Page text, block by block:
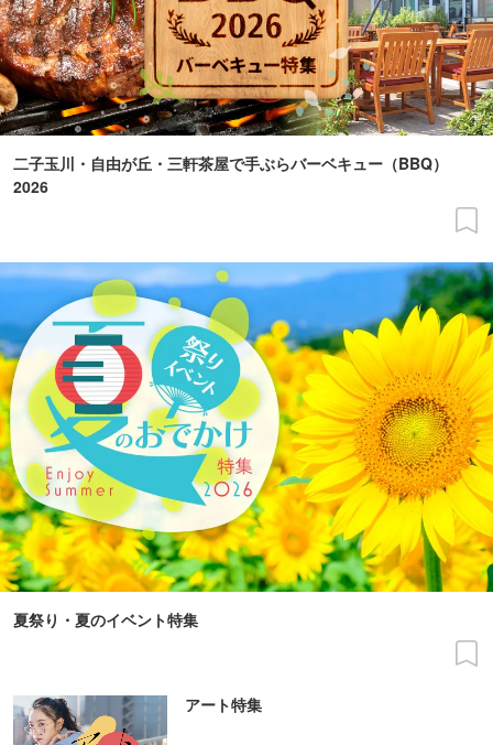
二子玉川・自由が丘・三軒茶屋で手ぶらバーベキュー（BBQ）
2026
夏祭り・夏のイベント特集
アート特集